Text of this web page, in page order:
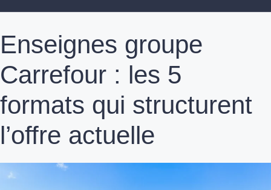
Enseignes groupe
Carrefour : les 5
formats qui structurent
l’offre actuelle